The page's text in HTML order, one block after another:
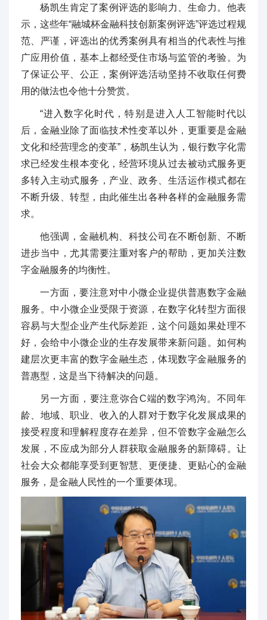
杨凯生肯定了案例评选的影响力、生命力。他表
示，这些年“融城杯金融科技创新案例评选”评选过程规
范、严谨，评选出的优秀案例具有相当的代表性与推
广应用价值，基本上都经受住市场与监管的考验。为
了保证公平、公正，案例评选活动坚持不收取任何费
用的做法也令他十分赞赏。
“进入数字化时代，特别是进入人工智能时代以
后，金融业除了面临技术性变革以外，更重要是金融
文化和经营理念的变革”，杨凯生认为，银行数字化需
求已经发生根本变化，经营环境从过去被动式服务更
多转入主动式服务，产业、政务、生活运作模式都在
不断升级、转型，由此催生出各种各样的金融服务需
求。
他强调，金融机构、科技公司在不断创新、不断
进步当中，尤其需要注重对客户的帮助，更加关注数
字金融服务的均衡性。
一方面，要注意对中小微企业提供普惠数字金融
服务。中小微企业受限于资源，在数字化转型方面很
容易与大型企业产生代际差距，这个问题如果处理不
好，会给中小微企业的生存发展带来新问题。如何构
建层次更丰富的数字金融生态，体现数字金融服务的
普惠型，这是当下待解决的问题。
另一方面，要注意弥合C端的数字鸿沟。不同年
龄、地域、职业、收入的人群对于数字化发展成果的
接受程度和理解程度存在差异，但不管数字金融怎么
发展，不应成为部分人群获取金融服务的新障碍。让
社会大众都能享受到更智慧、更便捷、更贴心的金融
服务，是金融人民性的一个重要体现。